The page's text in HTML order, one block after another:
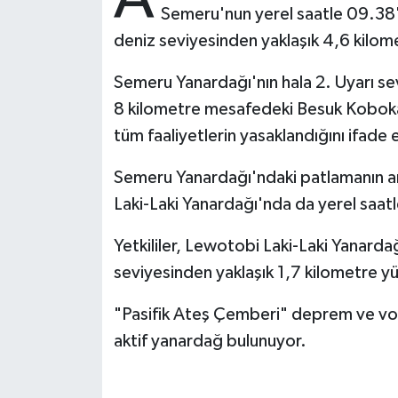
Semeru'nun yerel saatle
deniz seviyesinden yaklaşık 4,6
Semeru Yanardağı'nın hala 2.
8 kilometre mesafedeki Besuk
tüm faaliyetlerin yasaklandığını ifade
Semeru Yanardağı'ndaki
Laki-Laki Yanardağı'nda da yerel
Yetkililer, Lewotobi Laki-Laki
seviyesinden yaklaşık 1,7 kilometre
"Pasifik Ateş Çemberi" deprem ve
aktif yanardağ bulunuyor.
Bitlis Müftülüğü
Bolu Müftülüğü
Burdur Müftülüğü
Bursa Müftülüğü
Çankırı Müftülüğü
Çorum Müftülüğü
Makaleler
Duyurular
Bilim, Teknoloji
Biyografiler